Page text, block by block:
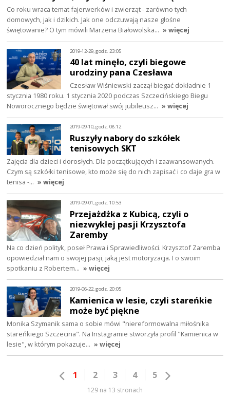
Co roku wraca temat fajerwerków i zwierząt - zarówno tych
domowych, jak i dzikich. Jak one odczuwają nasze głośne
świętowanie? O tym mówili Marzena Białowolska… » więcej
2019-12-29, godz. 23:05
40 lat minęło, czyli biegowe
urodziny pana Czesława
Czesław Wiśniewski zaczął biegać dokładnie 1
stycznia 1980 roku. 1 stycznia 2020 podczas Szczecińskiego Biegu
Noworocznego będzie świętował swój jubileusz… » więcej
2019-09-10, godz. 08:12
Ruszyły nabory do szkółek
tenisowych SKT
Zajęcia dla dzieci i dorosłych. Dla początkujących i zaawansowanych.
Czym są szkółki tenisowe, kto może się do nich zapisać i co daje gra w
tenisa -… » więcej
2019-09-01, godz. 10:53
Przejażdżka z Kubicą, czyli o
niezwykłej pasji Krzysztofa
Zaremby
Na co dzień polityk, poseł Prawa i Sprawiedliwości. Krzysztof Zaremba
opowiedział nam o swojej pasji, jaką jest motoryzacja. I o swoim
spotkaniu z Robertem… » więcej
2019-06-22, godz. 20:05
Kamienica w lesie, czyli stareńkie
może być piękne
Monika Szymanik sama o sobie mówi "niereformowalna miłośnika
stareńkiego Szczecina". Na Instagramie stworzyła profil "Kamienica w
lesie", w którym pokazuje… » więcej
1 2 3 4 5
129 na 13 stronach